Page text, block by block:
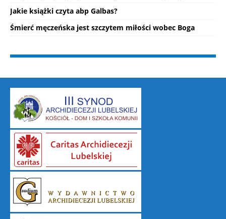
Jakie książki czyta abp Galbas?
Śmierć męczeńska jest szczytem miłości wobec Boga